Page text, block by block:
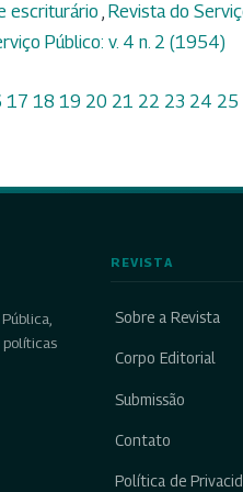
escriturário , Revista do
Público: v. 4 n. 2 (1954)
17 18 19 20 21 22 23 24 25
políticas
REVISTA
Sobre a Revista
Corpo Editorial
Submissão
Contato
Política de